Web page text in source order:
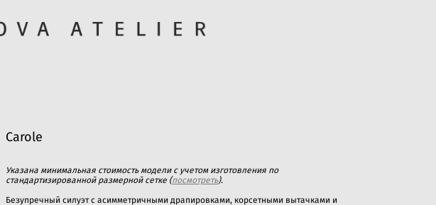
Carole
Указана минимальная стоимость модели с учетом изготовления по
стандартизированной размерной сетке (посмотреть).
Безупречный силуэт с асимметричными драпировками, корсетными вытачками и